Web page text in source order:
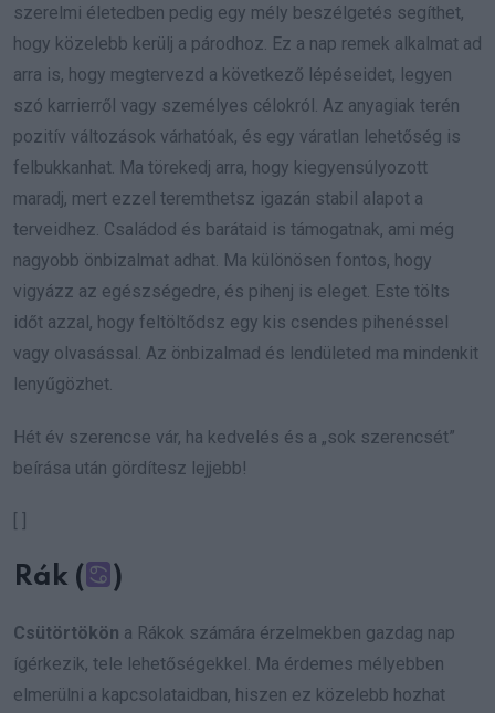
szerelmi életedben pedig egy mély beszélgetés segíthet,
hogy közelebb kerülj a párodhoz. Ez a nap remek alkalmat ad
arra is, hogy megtervezd a következő lépéseidet, legyen
szó karrierről vagy személyes célokról. Az anyagiak terén
pozitív változások várhatóak, és egy váratlan lehetőség is
felbukkanhat. Ma törekedj arra, hogy kiegyensúlyozott
maradj, mert ezzel teremthetsz igazán stabil alapot a
terveidhez. Családod és barátaid is támogatnak, ami még
nagyobb önbizalmat adhat. Ma különösen fontos, hogy
vigyázz az egészségedre, és pihenj is eleget. Este tölts
időt azzal, hogy feltöltődsz egy kis csendes pihenéssel
vagy olvasással. Az önbizalmad és lendületed ma mindenkit
lenyűgözhet.
Hét év szerencse vár, ha kedvelés és a „sok szerencsét”
beírása után gördítesz lejjebb!
Rák ( )
Csütörtökön a Rákok számára érzelmekben gazdag nap
ígérkezik, tele lehetőségekkel. Ma érdemes mélyebben
elmerülni a kapcsolataidban, hiszen ez közelebb hozhat